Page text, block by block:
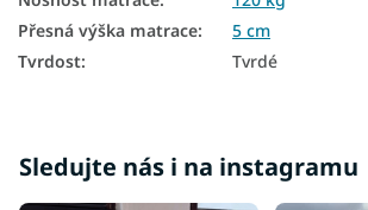
Přesná výška matrace:
5 cm
Tvrdost: Tvrdé
Sledujte nás i na instagramu